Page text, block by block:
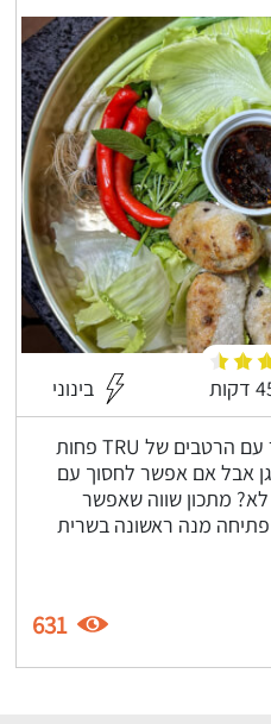
בינוני
נאמס ויאטנמי מתכון קל מהיר עם הרטבים של TRU פחות
אבל אם אפשר לחסוך עם
מתכון שווה שאפשר
מנה ראשונה בשרית
631